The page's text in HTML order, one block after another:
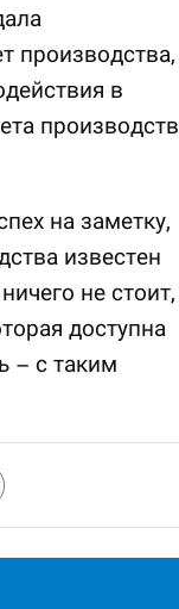
производства,
в
на заметку,
известен
не стоит,
доступна
– с таким